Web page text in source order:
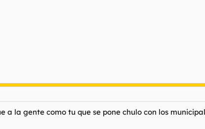
a la gente como tu que se pone chulo con los